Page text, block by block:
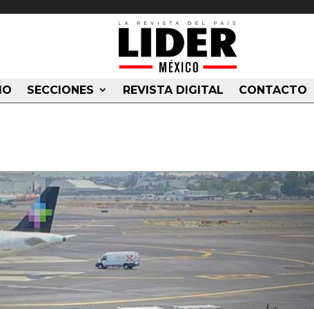
SECCIONES REVISTA DIGITAL CONTACTO